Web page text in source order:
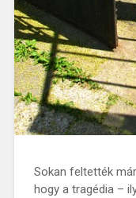
Sokan feltették
hogy a tragédia –